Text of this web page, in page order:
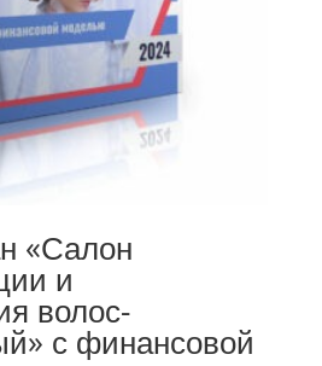
«Салон
и
волос-
с финансовой